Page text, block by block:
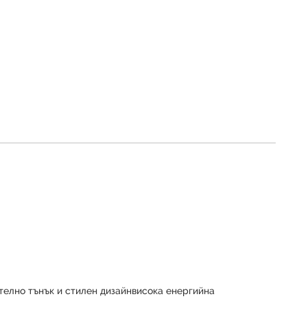
тънък и стилен дизайнвисока енергийна